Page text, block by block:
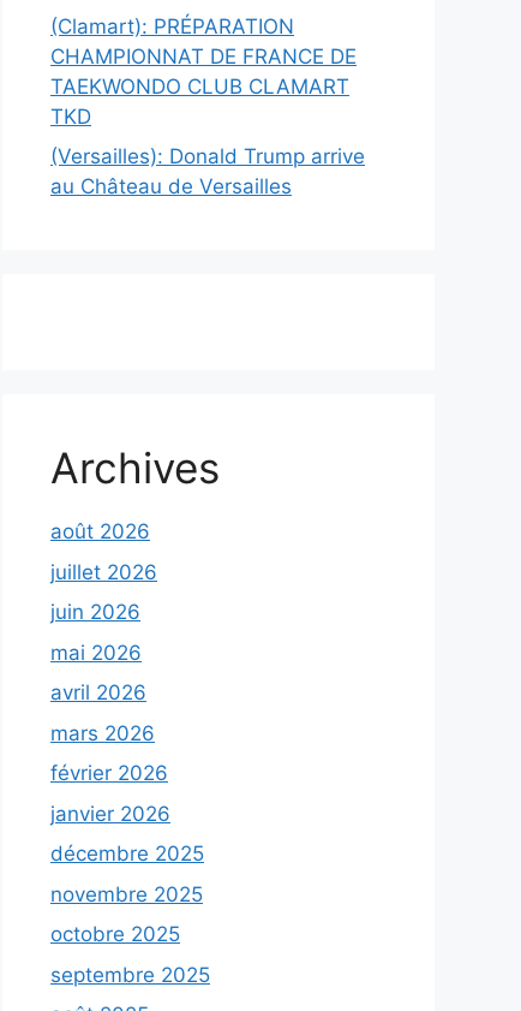
(Clamart): PRÉPARATION
CHAMPIONNAT DE FRANCE DE
TAEKWONDO CLUB CLAMART
TKD
(Versailles): Donald Trump arrive
au Château de Versailles
Archives
août 2026
juillet 2026
juin 2026
mai 2026
avril 2026
mars 2026
février 2026
janvier 2026
décembre 2025
novembre 2025
octobre 2025
septembre 2025